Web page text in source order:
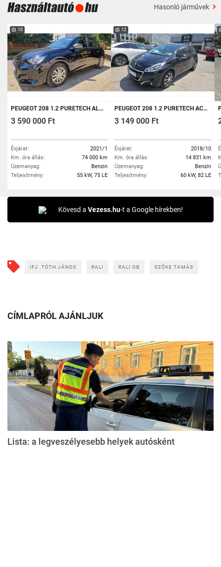
Hasonló járművek
10
PEUGEOT 208 1.2 PURETECH ALLURE PACK
3 590 000 Ft
Évjárat:
2021/1
Km. óra állás:
74 000 km
Üzemanyag:
Benzin
Teljesítmény:
55 kW, 75 LE
12
PEUGEOT 208 1.2 PURETECH ACTIVE !!! 14.831KM !!! MAGYAR 1 TULAJ VEZETETT SZERVIZKÖNYVES!
3 149 000 Ft
Évjárat:
2018/10
Km. óra állás:
14 831 km
Üzemanyag:
Benzin
Teljesítmény:
60 kW, 82 LE
Kövesd a Vezess.hu-t a Google hírekben!
IFJ. TÓTH JÁNOS RALI RALI OB SZŐKE TAMÁS
CÍMLAPRÓL AJÁNLJUK
Lista: a legveszélyesebb helyek autósként